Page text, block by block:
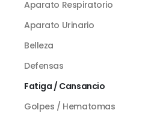
Aparato Respiratorio
Aparato Urinario
Belleza
Defensas
Fatiga / Cansancio
Golpes / Hematomas